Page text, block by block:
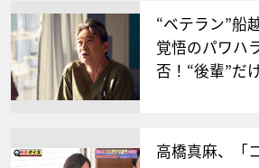
“ベテラン”船
覚悟のパワハ
否！“後輩”だ
高橋真麻、「